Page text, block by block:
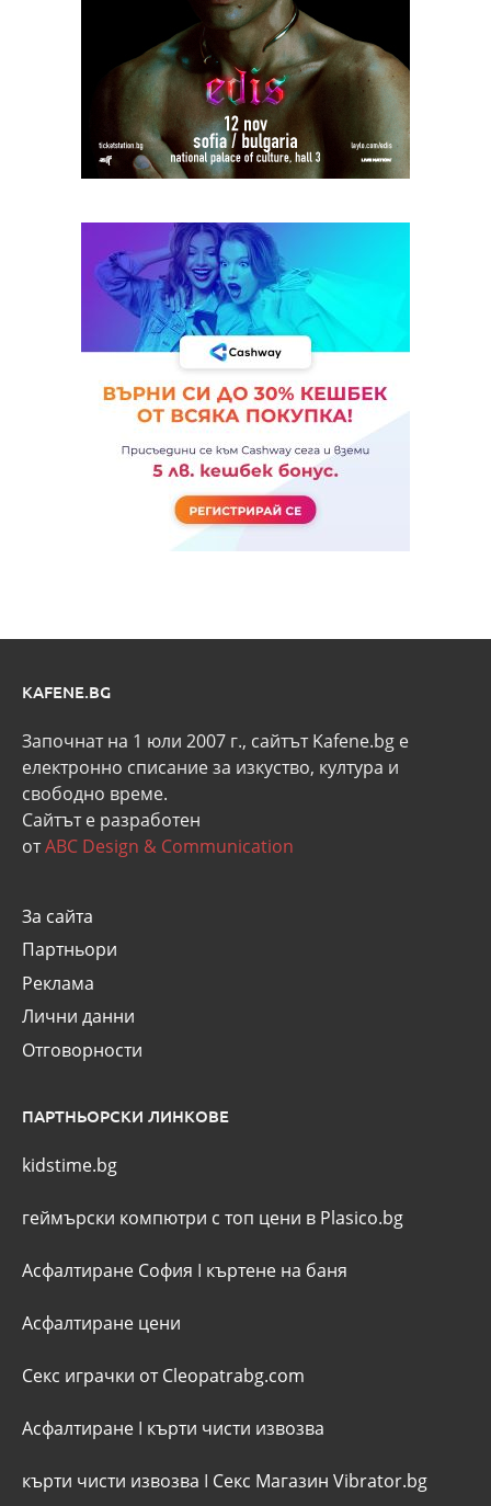
KAFENE.BG
Започнат на 1 юли 2007 г., сайтът Kafene.bg e
eлектронно списание за изкуство, култура и
свободно време.
Сайтът е разработен
отABC Design & Communication
За сайта
Партньори
Реклама
Лични данни
Отговорности
ПАРТНЬОРСКИ ЛИНКОВЕ
kidstime.bg
геймърски компютри с топ цени в Plasico.bg
Асфалтиране София I къртене на баня
Асфалтиране цени
Секс играчки от Cleopatrabg.com
Асфалтиране I кърти чисти извозва
кърти чисти извозва I Секс Магазин Vibrator.bg